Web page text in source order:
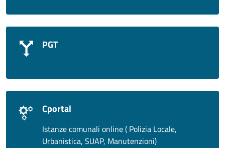
PGT
Cportal
Istanze comunali online ( Polizia Locale,
Urbanistica, SUAP, Manutenzioni)